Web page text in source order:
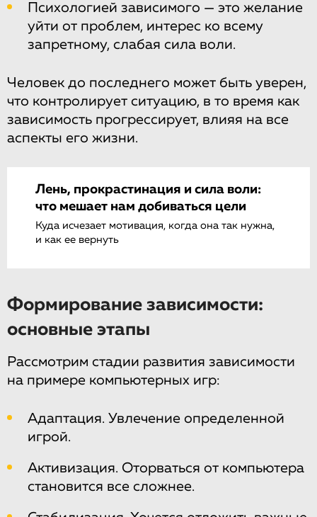
Психологией зависимого — это желание
уйти от проблем, интерес ко всему
запретному, слабая сила воли.
Человек до последнего может быть уверен,
что контролирует ситуацию, в то время как
зависимость прогрессирует, влияя на все
аспекты его жизни.
Лень, прокрастинация и сила воли:
что мешает нам добиваться цели
Куда исчезает мотивация, когда она так нужна,
и как ее вернуть
Формирование зависимости:
основные этапы
Рассмотрим стадии развития зависимости
на примере компьютерных игр:
Адаптация. Увлечение определенной
игрой.
Активизация. Оторваться от компьютера
становится все сложнее.